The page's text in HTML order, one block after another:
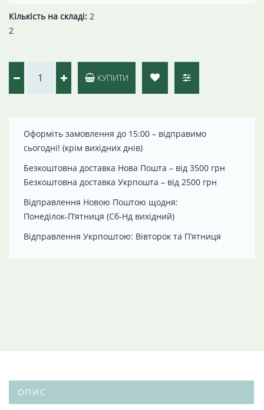
Кількість на складі: 2
2
КУПИТИ
Оформіть замовлення до 15:00 – відправимо
сьогодні! (крім вихідних днів)
Безкоштовна доставка Нова Пошта – від 3500 грн
Безкоштовна доставка Укрпошта – від 2500 грн
Відправлення Новою Поштою щодня:
Понеділок-П’ятниця (Сб-Нд вихідний)
Відправлення Укрпоштою: Вівторок та П’ятниця
ОПИС